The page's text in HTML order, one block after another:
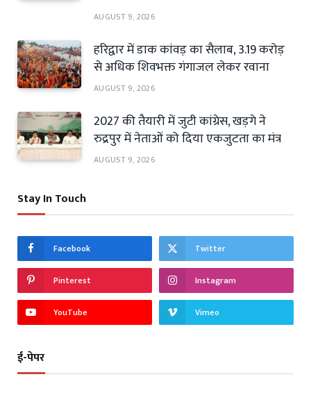
AUGUST 9, 2026
हरिद्वार में डाक कांवड़ का सैलाब, 3.19 करोड़
से अधिक शिवभक्त गंगाजल लेकर रवाना
AUGUST 9, 2026
2027 की तैयारी में जुटी कांग्रेस, खड़गे ने
रुद्रपुर में नेताओं को दिया एकजुटता का मंत्र
AUGUST 9, 2026
Stay In Touch
Facebook Twitter
Pinterest Instagram
YouTube Vimeo
ई-पेपर